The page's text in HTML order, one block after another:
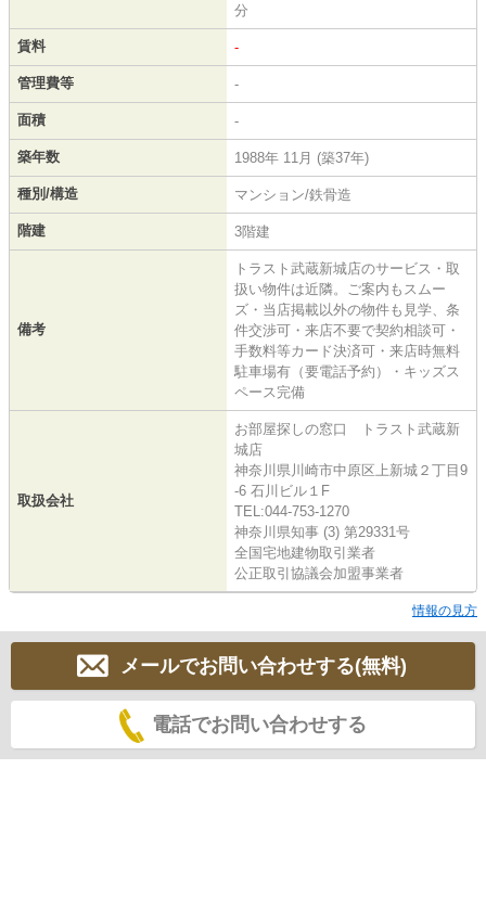
分
賃料 -
管理費等 -
面積 -
築年数 1988年 11月 (築37年)
種別/構造 マンション/鉄骨造
階建 3階建
備考
トラスト武蔵新城店のサービス・取
扱い物件は近隣。ご案内もスムー
ズ・当店掲載以外の物件も見学、条
件交渉可・来店不要で契約相談可・
手数料等カード決済可・来店時無料
駐車場有（要電話予約）・キッズス
ペース完備
取扱会社
お部屋探しの窓口 トラスト武蔵新
城店
神奈川県川崎市中原区上新城２丁目9
-6 石川ビル１F
TEL:044-753-1270
神奈川県知事 (3) 第29331号
全国宅地建物取引業者
公正取引協議会加盟事業者
情報の見方
メールでお問い合わせする(無料)
電話でお問い合わせする